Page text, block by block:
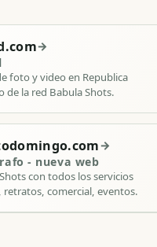
→
foto y video en Republica
de la red Babula Shots.
→
- nueva web
con todos los servicios
comercial, eventos.